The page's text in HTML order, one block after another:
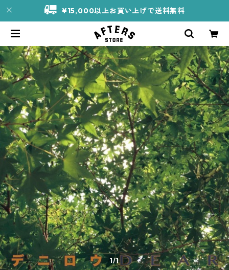
¥15,000以上お買い上げで送料無料
1/1